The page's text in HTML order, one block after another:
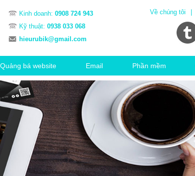
Kinh doanh: 0908 724 943
Kỹ thuật: 0938 033 068
hieurubik@gmail.com
Về chúng tôi
Quảng bá website Email Phần mềm